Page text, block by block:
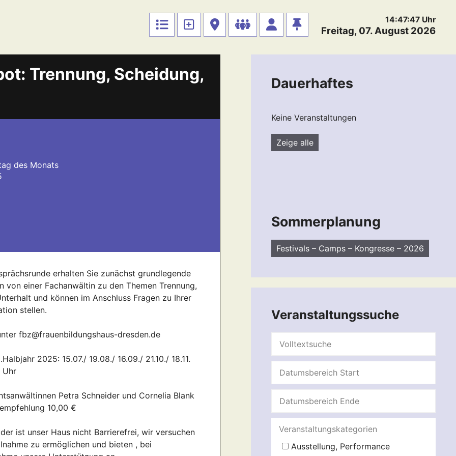
14:47:48 Uhr
Freitag, 07. August 2026
Trennung, Scheidung,
des Monats
erhalten Sie zunächst grundlegende
von einer Fachanwältin zu den Themen Trennung,
und können im Anschluss Fragen zu Ihrer
stellen.
fbz@frauenbildungshaus-dresden.de
2025: 15.07./ 19.08./ 16.09./ 21.10./ 18.11.
Uhr
Petra Schneider und Cornelia Blank
10,00 €
ist unser Haus nicht Barrierefrei, wir versuchen
zu ermöglichen und bieten , bei
Dauerhaftes
Keine Veranstaltungen
Zeige alle
Sommerplanung
Festivals – Camps – Kongresse – 2026
Veranstaltungssuche
Veranstaltungskategorien
Ausstellung, Performance